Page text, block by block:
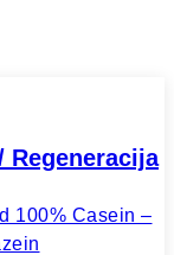
Regeneracija
100% Casein –